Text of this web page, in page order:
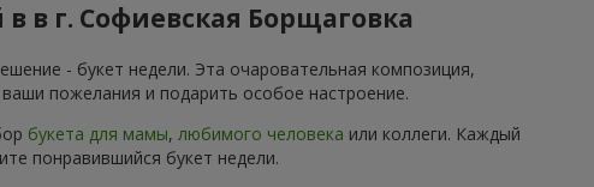
в г. Софиевская Борщаговка
- букет недели. Эта очаровательная композиция,
пожелания и подарить особое настроение.
букета для мамы, любимого человека или коллеги. Каждый
понравившийся букет недели.